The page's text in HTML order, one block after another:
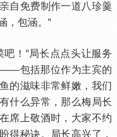
自免费制作一道八珍羹
，包涵。”
！”局长点点头让服务
——包括那位作为主宾的
的滋味非常鲜嫩，我们
什么异常，那么梅局长
席上敬酒时，大家不约
得秘诀。局长高兴了，